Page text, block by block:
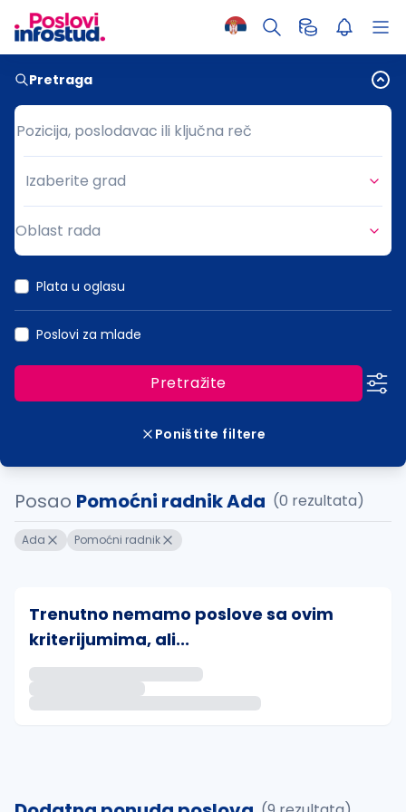
Pretraga
Pozicija, poslodavac ili ključna reč
Pozicija, poslodavac ili ključna reč
Grad
Izaberite grad
Oblast rada
Plata u oglasu
Poslovi za mlade
Pretražite
Poništite filtere
Posao Pomoćni radnik Ada (0 rezultata)
Ada Pomoćni radnik
Trenutno nemamo poslove sa ovim
kriterijumima, ali...